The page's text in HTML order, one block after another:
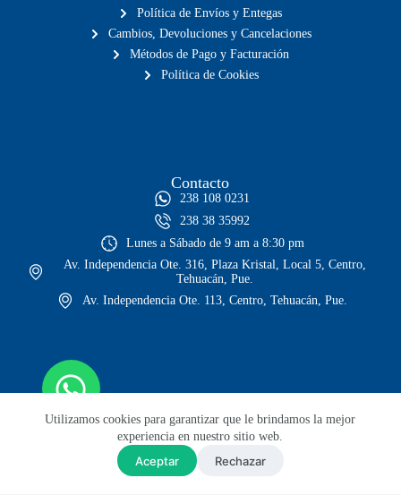
Utilizamos cookies para garantizar que le brindamos la mejor
experiencia en nuestro sitio web.
Aceptar Rechazar
Política de Envíos y Entegas
Cambios, Devoluciones y Cancelaciones
Métodos de Pago y Facturación
Política de Cookies
Contacto
238 108 0231
238 38 35992
Lunes a Sábado de 9 am a 8:30 pm
Av. Independencia Ote. 316, Plaza Kristal, Local 5, Centro,
Tehuacán, Pue.
Av. Independencia Ote. 113, Centro, Tehuacán, Pue.
© Todos los derechos reservados